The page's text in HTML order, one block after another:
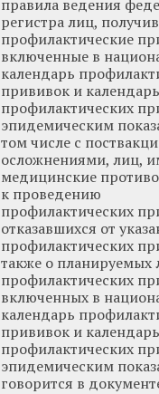
правила ведения
регистра лиц,
профилактические
включенные в
календарь
прививок и календарь
профилактических
эпидемическим
том числе с
осложнениями, лиц,
медицинские
к проведению
профилактических
отказавшихся от
профилактических
также о планируемых
профилактических
включенных в
календарь
прививок и календарь
профилактических
эпидемическим
говорится в